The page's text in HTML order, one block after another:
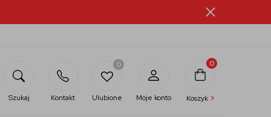
Szukaj Kontakt
0
Ulubione Moje konto
0
Koszyk >